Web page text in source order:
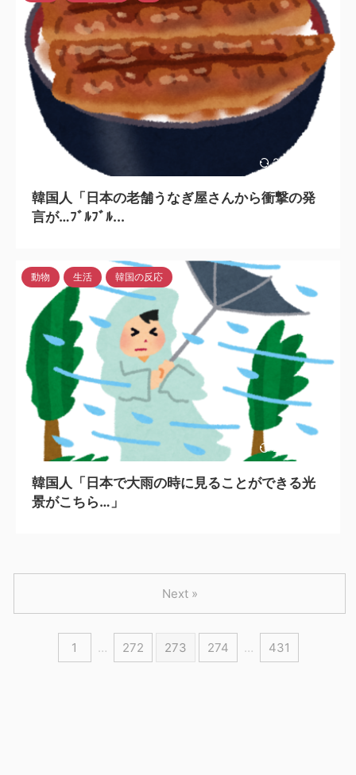
2024/3/25
韓国人「日本の老舗うなぎ屋さんから衝撃の発
言が…ﾌﾞﾙﾌﾞﾙ...
2024/3/25
動物 生活 韓国の反応
韓国人「日本で大雨の時に見ることができる光
景がこちら…」
1 … 272 273 274 … 431
Next »